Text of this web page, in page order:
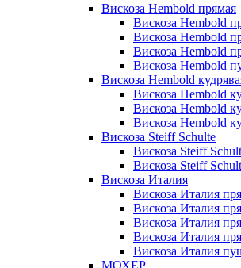
Вискоза Hembold прямая
Вискоза Hembold
Вискоза Hembold
Вискоза Hembold
Вискоза Hembold
Вискоза Hembold
Вискоза Hembold
Вискоза Hembold
Вискоза Hembold
Вискоза Steiff Schulte
Вискоза Steiff
Вискоза Steiff
Вискоза Италия
Вискоза Италия
Вискоза Италия
Вискоза Италия
Вискоза Италия
Вискоза Италия
МОХЕР